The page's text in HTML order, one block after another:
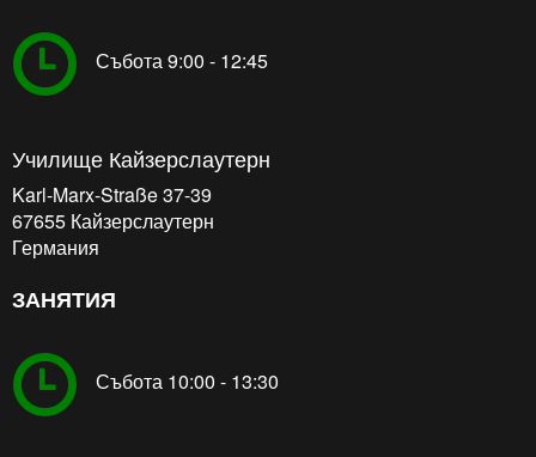
Събота 9:00 - 12:45
Училище Кайзерслаутерн
Karl-Marx-Straße 37-39
67655 Кайзерслаутерн
Германия
ЗАНЯТИЯ
Събота 10:00 - 13:30